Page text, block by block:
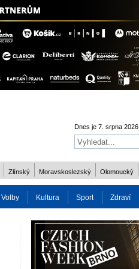
Dnes je 7. srpna 2026,
Zlínský Moravskoslezský Olomoucký
Volby Kultura Sport Zdraví
Charita Osobnost Více